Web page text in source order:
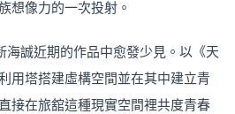
想像力的一次投射。
海誠近期的作品中愈發少見。以《天
用塔搭建虛構空間並在其中建立青
接在旅舘這種現實空間裡共度青春